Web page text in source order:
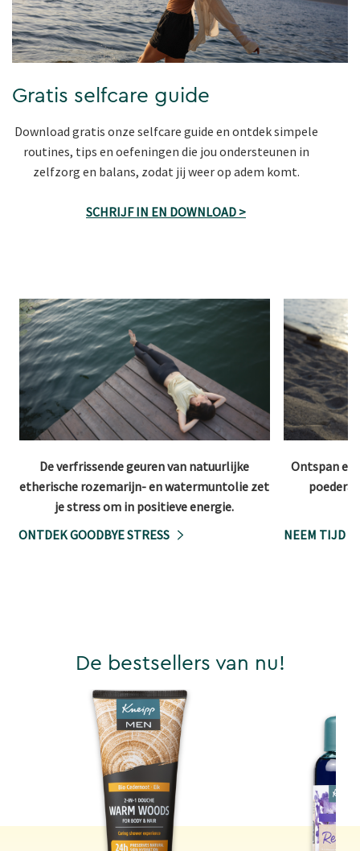
Gratis selfcare guide
Download gratis onze selfcare guide en ontdek simpele
routines, tips en oefeningen die jou ondersteunen in
zelfzorg en balans, zodat jij weer op adem komt.
SCHRIJF IN EN DOWNLOAD >
De verfrissende geuren van natuurlijke
etherische rozemarijn- en watermuntolie zet
je stress om in positieve energie.
ONTDEK GOODBYE STRESS
Ontspan en
NEEM TIJD
De bestsellers van nu!